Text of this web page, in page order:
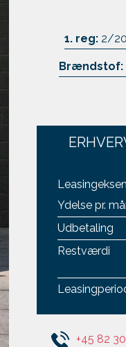
1. reg:2/
Brændstof:
Ydelse pr.
Udbetaling
Restværdi
+45 82